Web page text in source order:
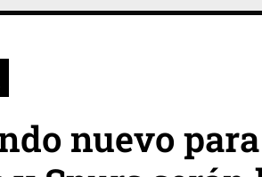
nuevo